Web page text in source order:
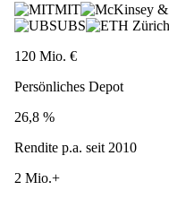
MIT
UBS
120 Mio. €
Persönliches Depot
26,8 %
Rendite p.a. seit 2010
2 Mio.+